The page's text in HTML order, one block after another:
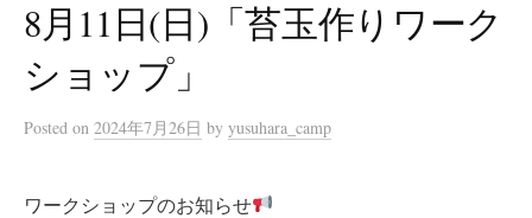
8月11日(日)「苔玉作りワーク
ショップ」
Posted on 2024年7月26日 by yusuhara_camp
ワークショップのお知らせ